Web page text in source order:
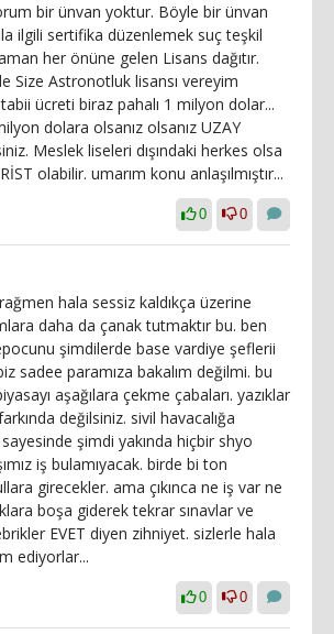
bir ünvan yoktur. Böyle bir ünvan
ilgili sertifika düzenlemek suç teşkil
her önüne gelen Lisans dağıtır.
Size Astronotluk lisansı vereyim
ücreti biraz pahalı 1 milyon dolar...
dolara olsanız olsanız UZAY
Meslek liseleri dışındaki herkes olsa
olabilir. umarım konu anlaşılmıştır...
0 0
hala sessiz kaldıkça üzerine
daha da çanak tutmaktır bu. ben
şimdilerde base vardiye şeflerii
sadee paramıza bakalım değilmi. bu
aşağılara çekme çabaları. yazıklar
değilsiniz. sivil havacalığa
şimdi yakında hiçbir shyo
iş bulamıyacak. birde bi ton
girecekler. ama çıkınca ne iş var ne
boşa giderek tekrar sınavlar ve
EVET diyen zihniyet. sizlerle hala
ediyorlar...
0 0